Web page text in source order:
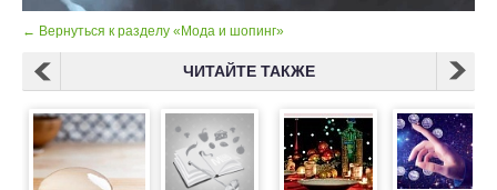
← Вернуться к разделу «Мода и шопинг»
ЧИТАЙТЕ ТАКЖЕ